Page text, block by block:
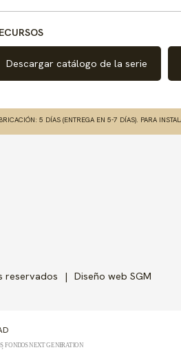
Descargar catálogo de la serie
5 DÍAS (ENTREGA EN 5-7 DÍAS). PARA
reservados Diseño web SGM